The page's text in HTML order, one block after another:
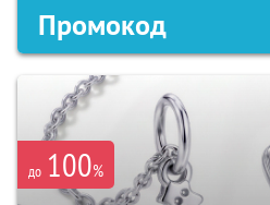
Промокод
до 100%